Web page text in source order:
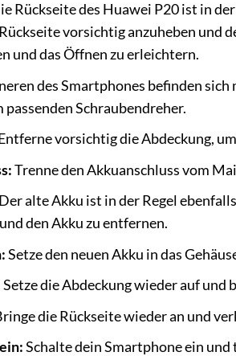
Rückseite des Huawei P20 ist in
vorsichtig anzuheben und
und das Öffnen zu erleichtern.
des Smartphones befinden sich
Schraubendreher.
vorsichtig die Abdeckung,
Trenne den Akkuanschluss vom
Der alte Akku ist in der Regel
den Akku zu entfernen.
Setze den neuen Akku in das
Setze die Abdeckung wieder auf und
die Rückseite wieder an und
Schalte dein Smartphone ein